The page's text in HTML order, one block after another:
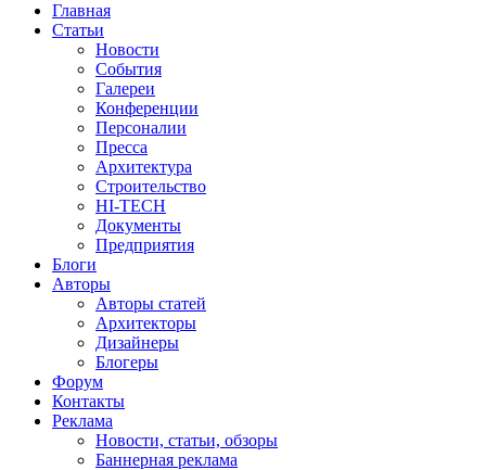
Главная
Статьи
Новости
События
Галереи
Конференции
Персоналии
Пресса
Архитектура
Строительство
HI-TECH
Документы
Предприятия
Блоги
Авторы
Авторы статей
Архитекторы
Дизайнеры
Блогеры
Форум
Контакты
Реклама
Новости, статьи, обзоры
Баннерная реклама